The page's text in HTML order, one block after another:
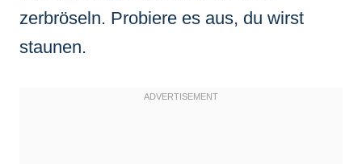
zerbröseln. Probiere es aus, du wirst
staunen.